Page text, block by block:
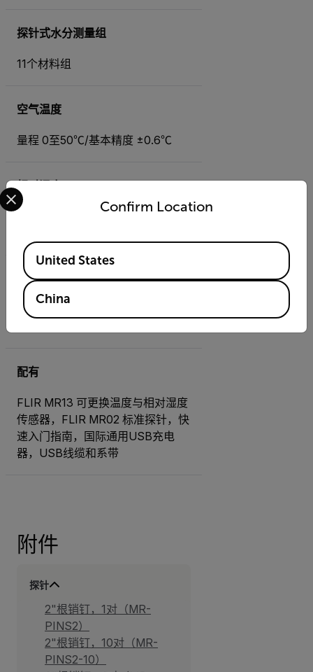
探针式水分测量组
11个材料组
空气温度
量程 0至50℃/基本精度 ±0.6℃
相对湿度
量程 10% 至 90% / 基本精度 2.5%
露点温度
量程 -30℃至50℃/ 基本精度
配有
FLIR MR13 可更换温度与相对湿度
传感器，FLIR MR02 标准探针，快
速入门指南，国际通用USB充电
器，USB线缆和系带
附件
探针
2"根销钉，1对（MR-
PINS2）
2"根销钉，10对（MR-
PINS2-10）
Confirm Location
Select your preferred country and language from the
Available Locations
United States
China